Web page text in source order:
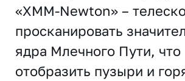
«XMM-Newton» –
просканировать
ядра Млечного Пути,
отобразить пузыри и